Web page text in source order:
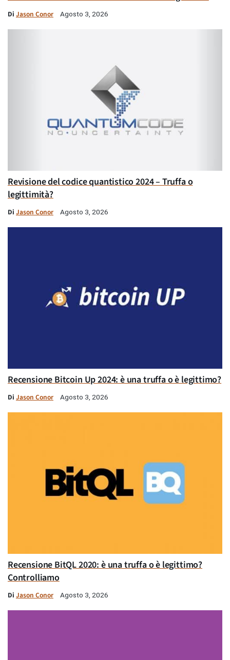
Di Jason Conor Agosto 3, 2026
Revisione del codice quantistico 2024 – Truffa o
legittimità?
Di Jason Conor Agosto 3, 2026
Recensione Bitcoin Up 2024: è una truffa o è legittimo?
Di Jason Conor Agosto 3, 2026
Recensione BitQL 2020: è una truffa o è legittimo?
Controlliamo
Di Jason Conor Agosto 3, 2026